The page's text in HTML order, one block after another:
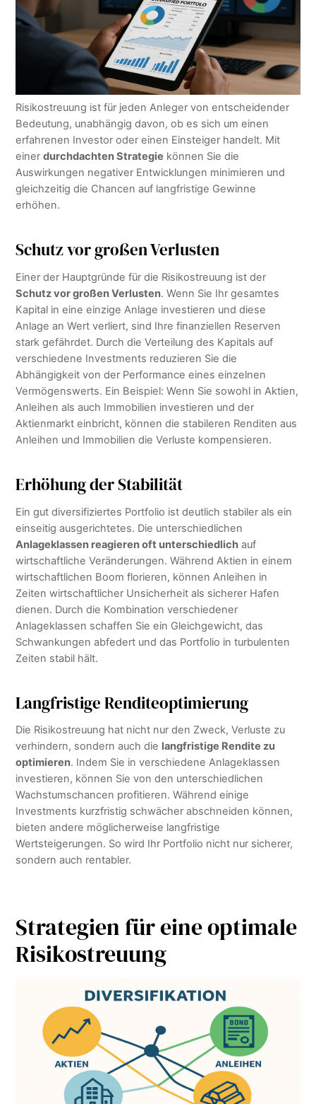
Risikostreuung ist für jeden Anleger von entscheidender
Bedeutung, unabhängig davon, ob es sich um einen
erfahrenen Investor oder einen Einsteiger handelt. Mit
einerdurchdachten Strategie können Sie die
Auswirkungen negativer Entwicklungen minimieren und
gleichzeitig die Chancen auf langfristige Gewinne
erhöhen.
Schutz vor großen Verlusten
Einer der Hauptgründe für die Risikostreuung ist der
Schutz vor großen Verlusten. Wenn Sie Ihr gesamtes
Kapital in eine einzige Anlage investieren und diese
Anlage an Wert verliert, sind Ihre finanziellen Reserven
stark gefährdet. Durch die Verteilung des Kapitals auf
verschiedene Investments reduzieren Sie die
Abhängigkeit von der Performance eines einzelnen
Vermögenswerts. Ein Beispiel: Wenn Sie sowohl in Aktien,
Anleihen als auch Immobilien investieren und der
Aktienmarkt einbricht, können die stabileren Renditen aus
Anleihen und Immobilien die Verluste kompensieren.
Erhöhung der Stabilität
Ein gut diversifiziertes Portfolio ist deutlich stabiler als ein
einseitig ausgerichtetes. Die unterschiedlichen
Anlageklassen reagieren oft unterschiedlich auf
wirtschaftliche Veränderungen. Während Aktien in einem
wirtschaftlichen Boom florieren, können Anleihen in
Zeiten wirtschaftlicher Unsicherheit als sicherer Hafen
dienen. Durch die Kombination verschiedener
Anlageklassen schaffen Sie ein Gleichgewicht, das
Schwankungen abfedert und das Portfolio in turbulenten
Zeiten stabil hält.
Langfristige Renditeoptimierung
Die Risikostreuung hat nicht nur den Zweck, Verluste zu
verhindern, sondern auch die langfristige Rendite zu
optimieren. Indem Sie in verschiedene Anlageklassen
investieren, können Sie von den unterschiedlichen
Wachstumschancen profitieren. Während einige
Investments kurzfristig schwächer abschneiden können,
bieten andere möglicherweise langfristige
Wertsteigerungen. So wird Ihr Portfolio nicht nur sicherer,
sondern auch rentabler.
Strategien für eine optimale
Risikostreuung